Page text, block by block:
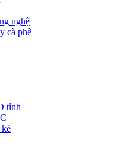
nghệ
cà phê
tỉnh
kê